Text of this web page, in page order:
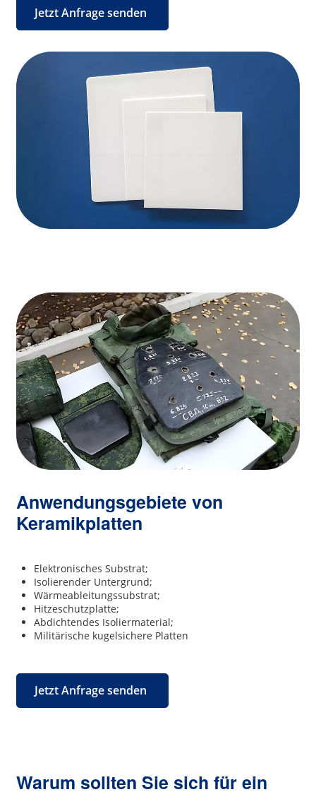
Jetzt Anfrage senden
Anwendungsgebiete von
Keramikplatten
Elektronisches Substrat;
Isolierender Untergrund;
Wärmeableitungssubstrat;
Hitzeschutzplatte;
Abdichtendes Isoliermaterial;
Militärische kugelsichere Platten
Jetzt Anfrage senden
Warum sollten Sie sich für ein